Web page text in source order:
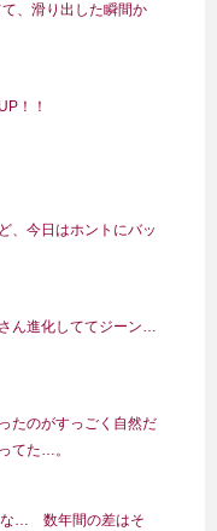
、滑り出した瞬間か
！！
、今日はホントにバッ
ん進化しててジーン…
たのがすっごく自然だ
てた…。
な… 数年間の差はそ